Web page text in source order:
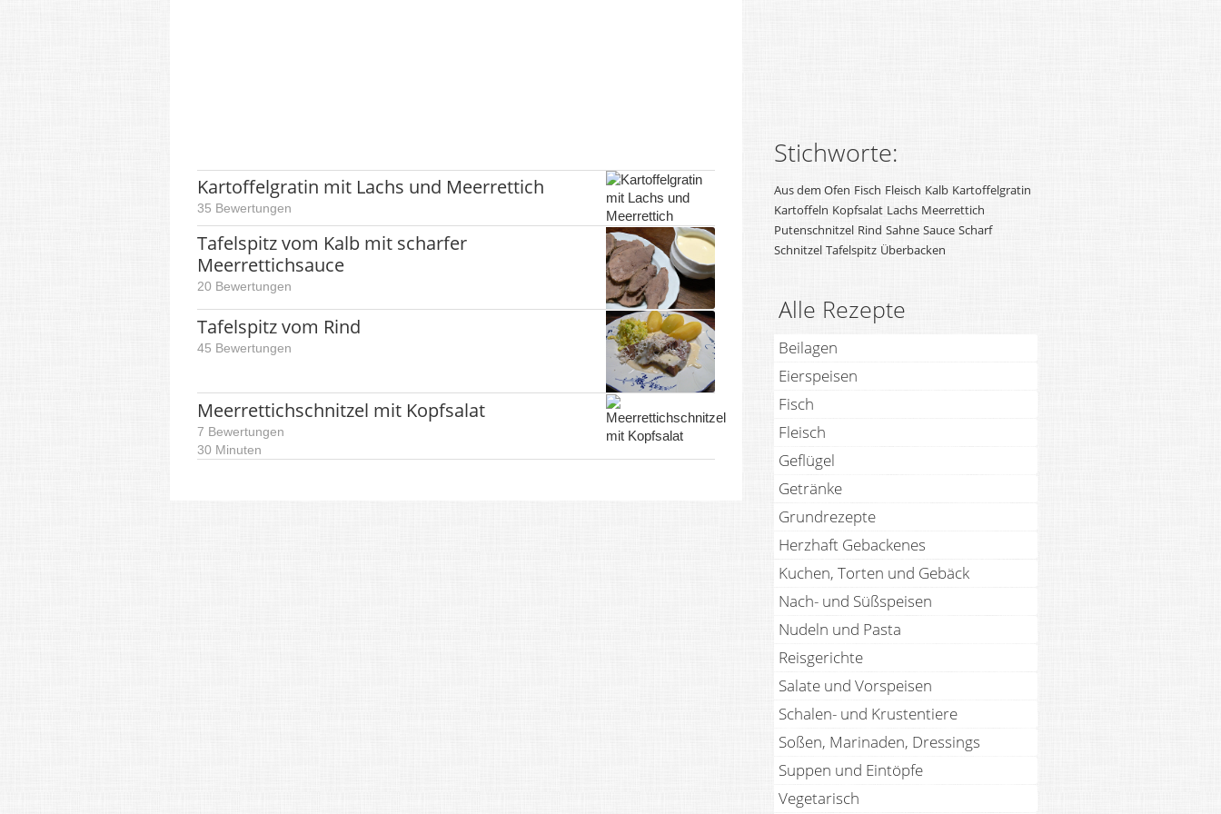
Kartoffelgratin mit Lachs und Meerrettich
35 Bewertungen
Tafelspitz vom Kalb mit scharfer
Meerrettichsauce
20 Bewertungen
Tafelspitz vom Rind
45 Bewertungen
Meerrettichschnitzel mit Kopfsalat
7 Bewertungen
30 Minuten
Stichworte:
Aus dem Ofen Fisch Fleisch Kalb Kartoffelgratin
Kartoffeln Kopfsalat Lachs Meerrettich
Putenschnitzel Rind Sahne Sauce Scharf
Schnitzel Tafelspitz Überbacken
Alle Rezepte
Beilagen
Eierspeisen
Fisch
Fleisch
Geflügel
Getränke
Grundrezepte
Herzhaft Gebackenes
Kuchen, Torten und Gebäck
Nach- und Süßspeisen
Nudeln und Pasta
Reisgerichte
Salate und Vorspeisen
Schalen- und Krustentiere
Soßen, Marinaden, Dressings
Suppen und Eintöpfe
Vegetarisch